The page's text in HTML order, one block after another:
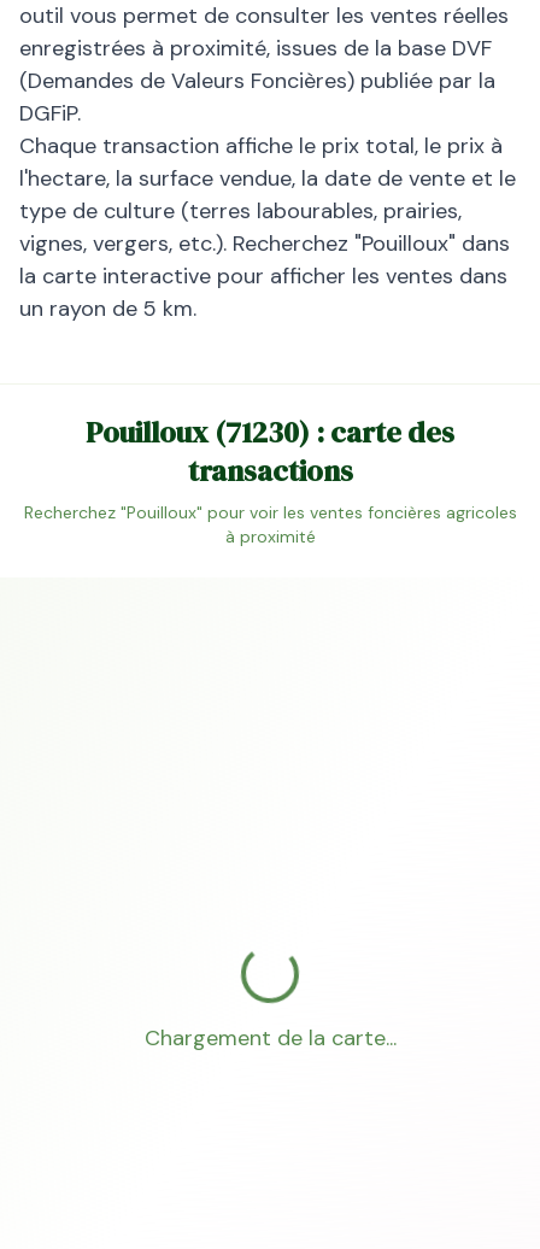
outil vous permet de consulter les ventes réelles
enregistrées à proximité, issues de la base DVF
(Demandes de Valeurs Foncières) publiée par la
DGFiP.
Chaque transaction affiche le prix total, le prix à
l'hectare, la surface vendue, la date de vente et le
type de culture (terres labourables, prairies,
vignes, vergers, etc.). Recherchez "Pouilloux" dans
la carte interactive pour afficher les ventes dans
un rayon de 5 km.
Pouilloux(71230) : carte des
transactions
Recherchez "Pouilloux" pour voir les ventes foncières agricoles
à proximité
Chargement de la carte...